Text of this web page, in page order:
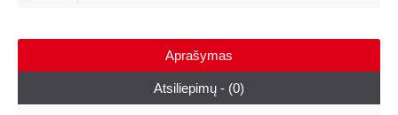
Aprašymas
Atsiliepimų - (0)